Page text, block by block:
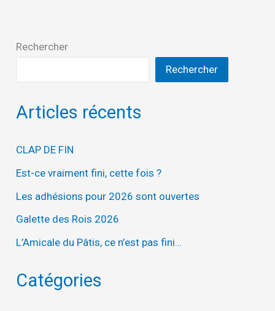
Rechercher
Rechercher
Articles récents
CLAP DE FIN
Est-ce vraiment fini, cette fois ?
Les adhésions pour 2026 sont ouvertes
Galette des Rois 2026
L’Amicale du Pâtis, ce n’est pas fini…
Catégories